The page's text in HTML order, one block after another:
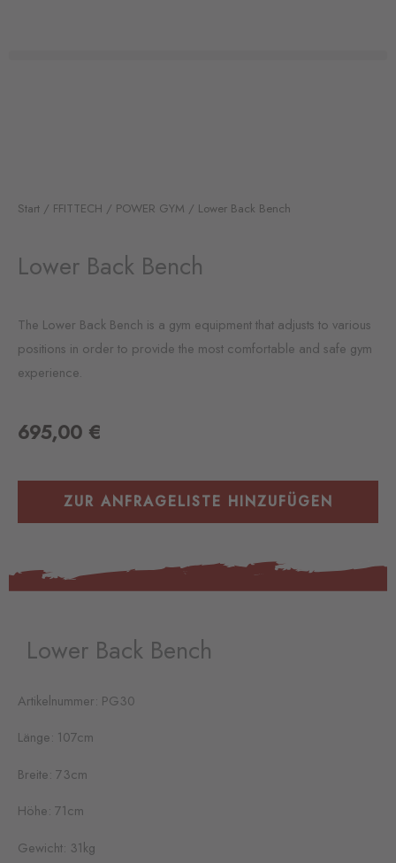
Start / FFITTECH / POWER GYM / Lower Back Bench
Lower Back Bench
The Lower Back Bench is a gym equipment that adjusts to various
positions in order to provide the most comfortable and safe gym
experience.
695,00 €
ZUR ANFRAGELISTE HINZUFÜGEN
Lower Back Bench
Artikelnummer: PG30
Länge: 107cm
Breite: 73cm
Höhe: 71cm
Gewicht: 31kg